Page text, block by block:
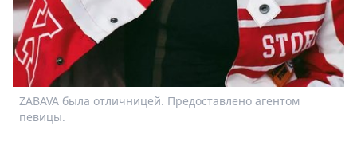
ZABAVA была отличницей. Предоставлено агентом
певицы.